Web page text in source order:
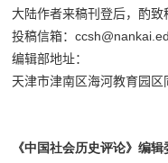
大陆作者来稿刊登后，酌
投稿信箱：
编辑部地址：
天津市津南区海河教育园区
《中国社会历史评论》编辑